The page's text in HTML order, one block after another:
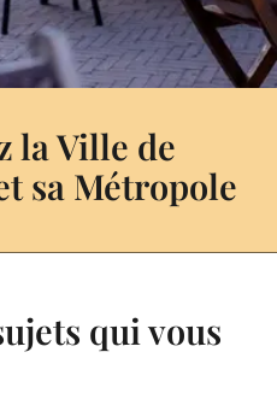
la Ville de
sa Métropole
qui vous